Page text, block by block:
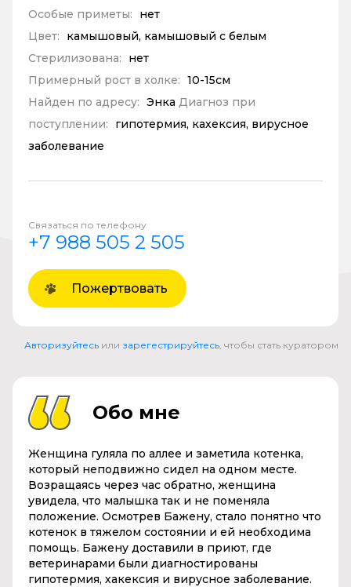
Особые приметы:
нет
Цвет:
камышовый, камышовый с белым
Стерилизована:
нет
Примерный рост в холке: 10-15см
Найден по адресу: Энка Диагноз при
поступлении:
гипотермия, кахексия, вирусное
заболевание
Связаться по телефону
+7 988 505 2 505
Пожертвовать
Авторизуйтесь или зарегестрируйтесь , чтобы стать куратором
Обо мне
Женщина гуляла по аллее и заметила котенка,
который неподвижно сидел на одном месте.
Возращаясь через час обратно, женщина
увидела, что малышка так и не поменяла
положение. Осмотрев Бажену, стало понятно что
котенок в тяжелом состоянии и ей необходима
помощь. Бажену доставили в приют, где
ветеринарами были диагностированы
гипотермия, хакексия и вирусное заболевание.